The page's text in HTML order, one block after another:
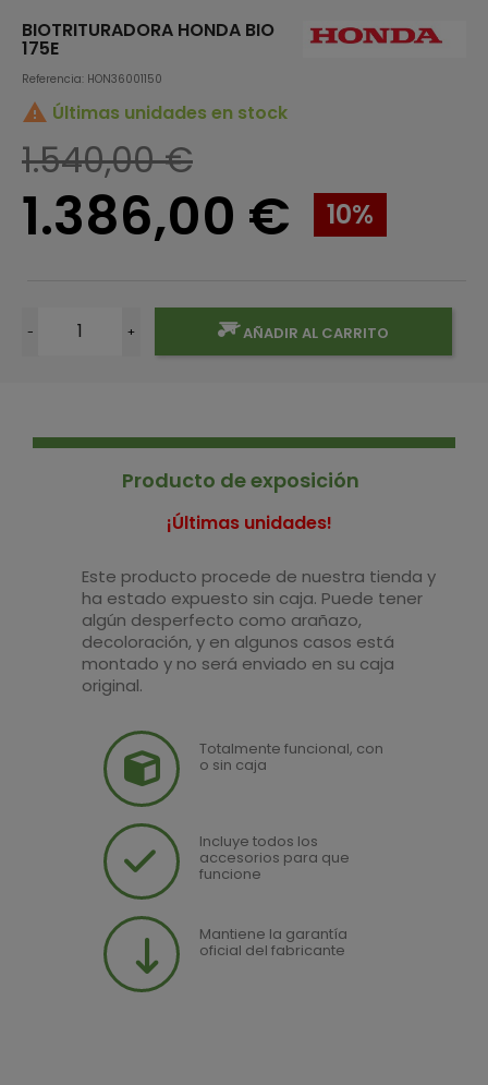
BIOTRITURADORA HONDA BIO
175E
Referencia: HON36001150
 Últimas unidades en stock
1.540,00 €
1.386,00 € 10%
- + AÑADIR AL CARRITO
Producto de exposición
¡Últimas unidades!
Este producto procede de nuestra tienda y
ha estado expuesto sin caja. Puede tener
algún desperfecto como arañazo,
decoloración, y en algunos casos está
montado y no será enviado en su caja
original.
Totalmente funcional, con
o sin caja
Incluye todos los
accesorios para que
funcione
Mantiene la garantía
oficial del fabricante